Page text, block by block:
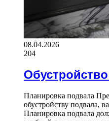
08.04.2026
204
Планировка подвала
обустройству подвала,
Планировка подвала